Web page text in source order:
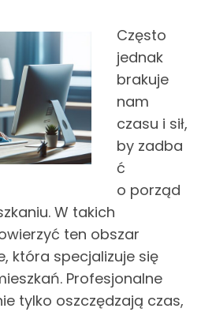
Często
jednak
brakuje
nam
czasu i sił,
by zadba
ć
o porząd
W takich
ten obszar
która specjalizuje się
Profesjonalne
tylko oszczędzają czas,